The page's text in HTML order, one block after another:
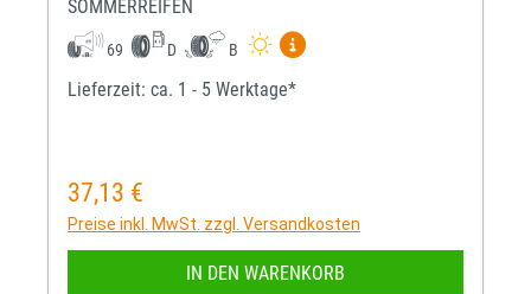
SOMMERREIFEN
69 D B
Mehr Informationen zum
Lieferzeit: ca. 1 - 5 Werktage*
Regulärer Preis:
37,13 €
Preise inkl. MwSt. zzgl. Versandkosten
IN DEN WARENKORB